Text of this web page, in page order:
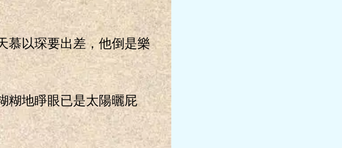
以琛要出差，他倒是樂
地睜眼已是太陽曬屁